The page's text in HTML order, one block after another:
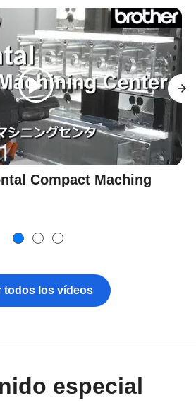
Compact Maching
todos los vídeos
especial